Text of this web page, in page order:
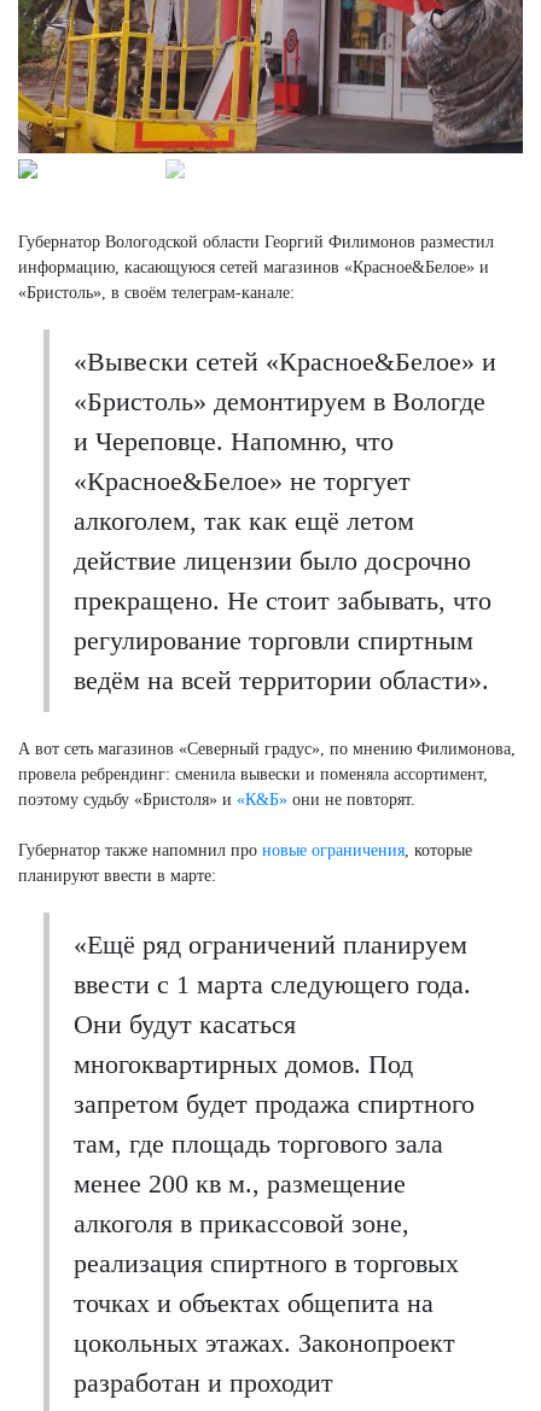
Next
Губернатор Вологодской области Георгий Филимонов разместил
информацию, касающуюся сетей магазинов «Красное&Белое» и
«Бристоль», в своём телеграм-канале:
«Вывески сетей «Красное&Белое» и
«Бристоль» демонтируем в Вологде
и Череповце. Напомню, что
«Красное&Белое» не торгует
алкоголем, так как ещё летом
действие лицензии было досрочно
прекращено. Не стоит забывать, что
регулирование торговли спиртным
ведём на всей территории области».
А вот сеть магазинов «Северный градус», по мнению Филимонова,
провела ребрендинг: сменила вывески и поменяла ассортимент,
поэтому судьбу «Бристоля» и «К&Б» они не повторят.
Губернатор также напомнил про новые ограничения, которые
планируют ввести в марте:
«Ещё ряд ограничений планируем
ввести с 1 марта следующего года.
Они будут касаться
многоквартирных домов. Под
запретом будет продажа спиртного
там, где площадь торгового зала
менее 200 кв м., размещение
алкоголя в прикассовой зоне,
реализация спиртного в торговых
точках и объектах общепита на
цокольных этажах. Законопроект
разработан и проходит